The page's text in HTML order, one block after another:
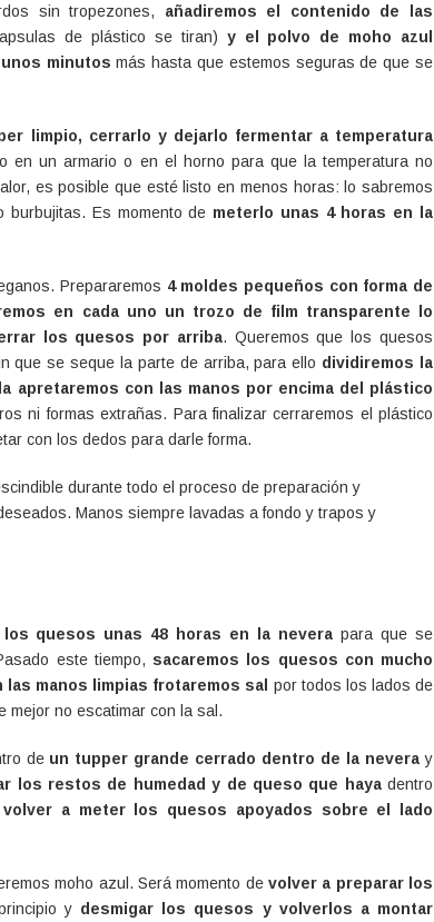
sin tropezones, añadiremos el contenido de las
de plástico se tiran) y el polvo de moho azul
minutos más hasta que estemos seguras de que se
limpio, cerrarlo y dejarlo fermentar a temperatura
en un armario o en el horno para que la temperatura no
es posible que esté listo en menos horas: lo sabremos
burbujitas. Es momento de meterlo unas 4 horas en la
Prepararemos 4 moldes pequeños con forma de
en cada uno un trozo de film transparente lo
los quesos por arriba. Queremos que los quesos
que se seque la parte de arriba, para ello dividiremos la
apretaremos con las manos por encima del plástico
ni formas extrañas. Para finalizar cerraremos el plástico
con los dedos para darle forma.
durante todo el proceso de preparación y
Manos siempre lavadas a fondo y trapos y
los quesos unas 48 horas en la nevera para que se
este tiempo, sacaremos los quesos con mucho
las manos limpias frotaremos sal por todos los lados de
mejor no escatimar con la sal.
de un tupper grande cerrado dentro de la nevera y
los restos de humedad y de queso que hayadentro
volver a meter los quesos apoyados sobre el lado
moho azul. Será momento de volver a preparar los
y desmigar los quesos y volverlos a montar